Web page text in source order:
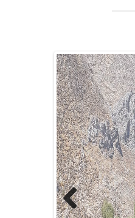
Previous